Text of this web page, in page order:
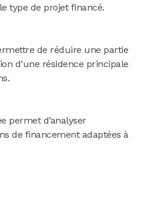
type de projet financé.
de réduire une partie
d’une résidence principale
permet d’analyser
de financement adaptées à